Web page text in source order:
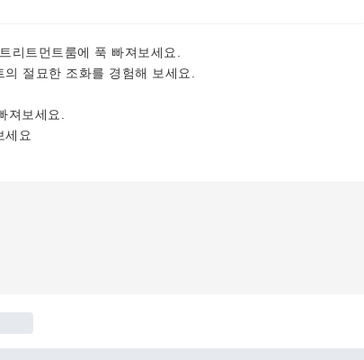
리트먼트룸에 푹 빠져보세요.
절묘한 조화를 경험해 보세요.
보세요.
세요